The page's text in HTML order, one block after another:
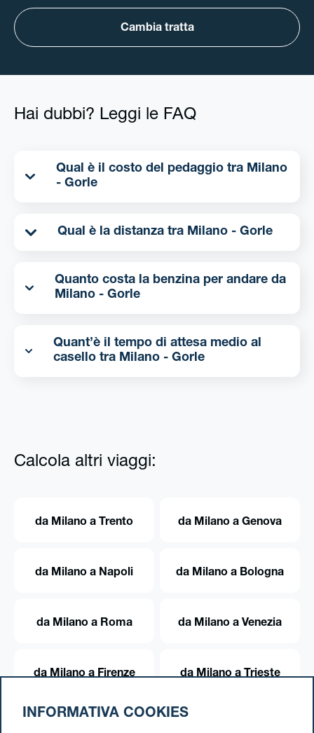
Cambia tratta
Hai dubbi? Leggi le FAQ
Qual è il costo del pedaggio tra Milano
- Gorle
Qual è la distanza tra Milano - Gorle
Quanto costa la benzina per andare da
Milano - Gorle
Quant’è il tempo di attesa medio al
casello tra Milano - Gorle
Calcola altri viaggi:
da Milano a Trento da Milano a Genova
da Milano a Napoli da Milano a Bologna
da Milano a Roma da Milano a Venezia
da Milano a Firenze da Milano a Trieste
INFORMATIVA COOKIES